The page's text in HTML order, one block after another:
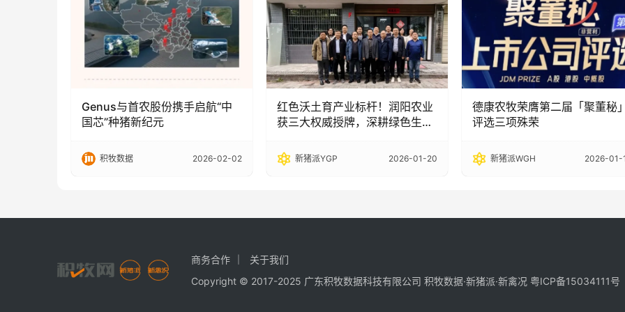
Genus与首农股份携手启航“中
国芯”种猪新纪元
积牧数据 2026-02-02
红色沃土育产业标杆！润阳农业
获三大权威授牌，深耕绿色生猪
新猪派YGP 2026-01-20
德康农牧荣膺第二届「聚董秘
评选三项殊荣
新猪派WGH 2026-01-
商务合作
关于我们
Copyright © 2017-2025 广东积牧数据科技有限公司 积牧数据·新猪派·新禽况 粤ICP备15034111号